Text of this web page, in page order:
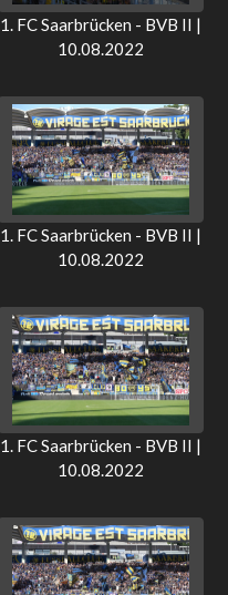
1. FC Saarbrücken - BVB II |
10.08.2022
1. FC Saarbrücken - BVB II |
10.08.2022
1. FC Saarbrücken - BVB II |
10.08.2022